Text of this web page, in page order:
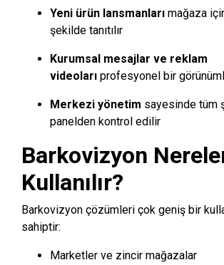
Yeni ürün lansmanları mağaza
şekilde tanıtılır
Kurumsal mesajlar ve reklam
videoları profesyonel bir
Merkezi yönetim sayesinde tüm
panelden kontrol edilir
Barkovizyon
Kullanılır?
Barkovizyon çözümleri çok geniş bir
sahiptir:
Marketler ve zincir mağazalar